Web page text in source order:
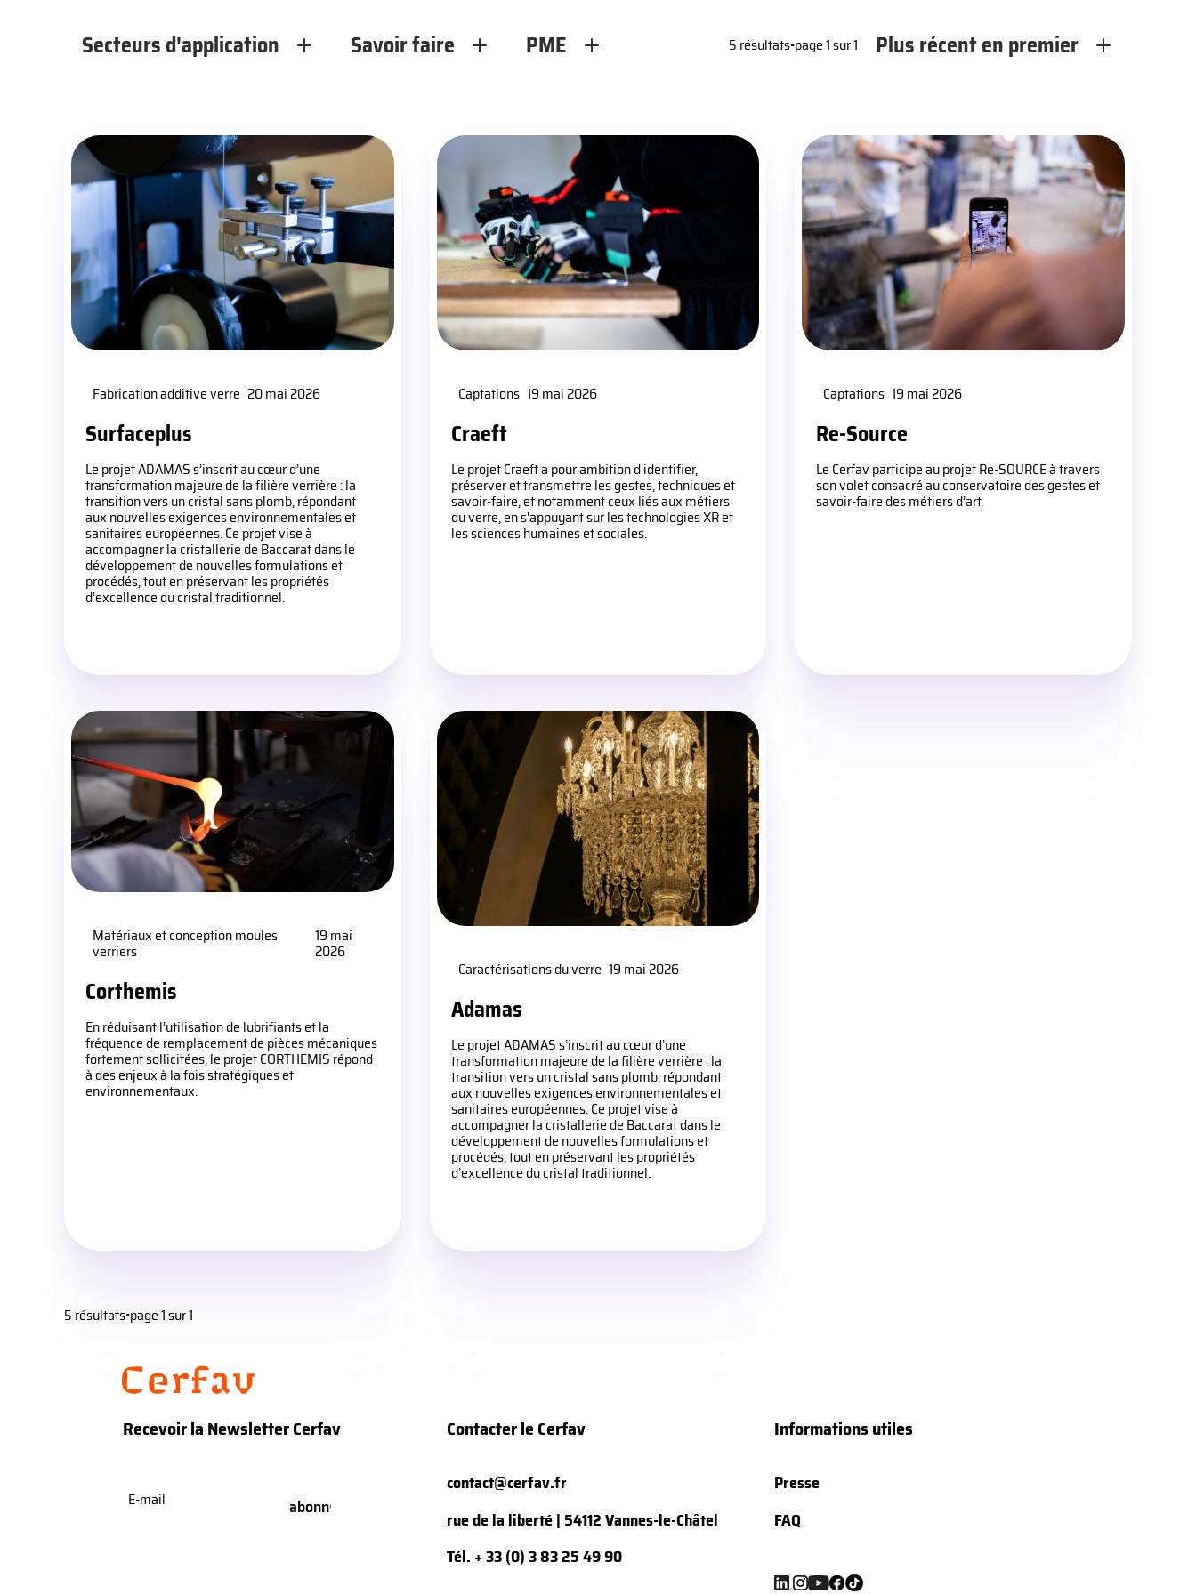
Secteurs d'application Savoir faire PME 5 résultats•page 1 sur 1 Plus récent en premier
Fabrication additive verre 20 mai 2026
Surfaceplus
Le projet ADAMAS s’inscrit au cœur d’une
transformation majeure de la filière verrière : la
transition vers un cristal sans plomb, répondant
aux nouvelles exigences environnementales et
sanitaires européennes. Ce projet vise à
accompagner la cristallerie de Baccarat dans le
développement de nouvelles formulations et
procédés, tout en préservant les propriétés
d’excellence du cristal traditionnel.
Captations 19 mai 2026
Craeft
Le projet Craeft a pour ambition d'identifier,
préserver et transmettre les gestes, techniques et
savoir-faire, et notamment ceux liés aux métiers
du verre, en s'appuyant sur les technologies XR et
les sciences humaines et sociales.
Captations 19 mai 2026
Re-Source
Le Cerfav participe au projet Re-SOURCE à travers
son volet consacré au conservatoire des gestes et
savoir-faire des métiers d’art.
Matériaux et conception moules
verriers
19 mai
2026
Corthemis
En réduisant l’utilisation de lubrifiants et la
fréquence de remplacement de pièces mécaniques
fortement sollicitées, le projet CORTHEMIS répond
à des enjeux à la fois stratégiques et
environnementaux.
Caractérisations du verre 19 mai 2026
Adamas
Le projet ADAMAS s’inscrit au cœur d’une
transformation majeure de la filière verrière : la
transition vers un cristal sans plomb, répondant
aux nouvelles exigences environnementales et
sanitaires européennes. Ce projet vise à
accompagner la cristallerie de Baccarat dans le
développement de nouvelles formulations et
procédés, tout en préservant les propriétés
d’excellence du cristal traditionnel.
5 résultats•page 1 sur 1
Recevoir la Newsletter Cerfav
mail(Nécessaire)
Contacter le Cerfav
contact@cerfav.fr
rue de la liberté | 54112 Vannes-le-Châtel
Tél. + 33 (0) 3 83 25 49 90
Informations utiles
Presse
FAQ